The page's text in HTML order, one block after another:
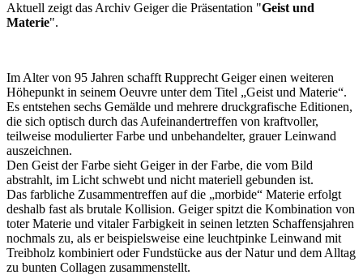
Aktuell zeigt das Archiv Geiger die Präsentation "Geist und
Materie".
Im Alter von 95 Jahren schafft Rupprecht Geiger einen weiteren
Höhepunkt in seinem Oeuvre unter dem Titel „Geist und Materie“.
Es entstehen sechs Gemälde und mehrere druckgrafische Editionen,
die sich optisch durch das Aufeinandertreffen von kraftvoller,
teilweise modulierter Farbe und unbehandelter, grauer Leinwand
auszeichnen.
Den Geist der Farbe sieht Geiger in der Farbe, die vom Bild
abstrahlt, im Licht schwebt und nicht materiell gebunden ist.
Das farbliche Zusammentreffen auf die „morbide“ Materie erfolgt
deshalb fast als brutale Kollision. Geiger spitzt die Kombination von
toter Materie und vitaler Farbigkeit in seinen letzten Schaffensjahren
nochmals zu, als er beispielsweise eine leuchtpinke Leinwand mit
Treibholz kombiniert oder Fundstücke aus der Natur und dem Alltag
zu bunten Collagen zusammenstellt.